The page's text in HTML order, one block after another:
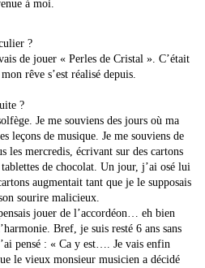
à moi.
?
de jouer « Perles de Cristal ». C’était
rêve s’est réalisé depuis.
?
Je me souviens des jours où ma
leçons de musique. Je me souviens de
les mercredis, écrivant sur des cartons
de chocolat. Un jour, j’ai osé lui
augmentait tant que je le supposais
sourire malicieux.
jouer de l’accordéon… eh bien
Bref, je suis resté 6 ans sans
pensé : « Ca y est…. Je vais enfin
le vieux monsieur musicien a décidé